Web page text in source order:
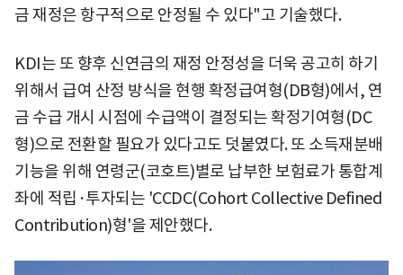
금 재정은 항구적으로 안정될 수 있다"고 기술했다.
KDI는 또 향후 신연금의 재정 안정성을 더욱 공고히 하기
위해서 급여 산정 방식을 현행 확정급여형(DB형)에서, 연
금 수급 개시 시점에 수급액이 결정되는 확정기여형(DC
형)으로 전환할 필요가 있다고도 덧붙였다. 또 소득재분배
기능을 위해 연령군(코호트)별로 납부한 보험료가 통합계
좌에 적립·투자되는 'CCDC(Cohort Collective Defined
Contribution)형'을 제안했다.